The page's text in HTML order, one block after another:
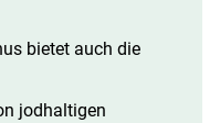
bietet auch die
jodhaltigen